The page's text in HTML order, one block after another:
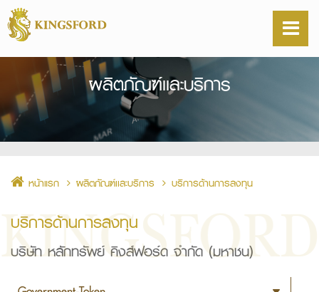
ผลิตภัณฑ์เเละบริการ
หน้าแรก ผลิตภัณฑ์เเละบริการ บริการด้านการลงทุน
บริการด้านการลงทุน
บริษัท หลักทรัพย์ คิงส์ฟอร์ด จำกัด (มหาชน)